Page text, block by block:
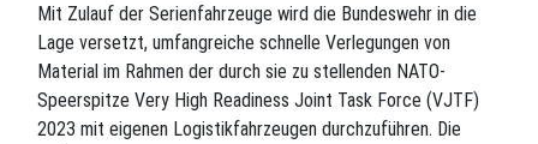
Mit Zulauf der Serienfahrzeuge wird die Bundeswehr in die
Lage versetzt, umfangreiche schnelle Verlegungen von
Material im Rahmen der durch sie zu stellenden NATO-
Speerspitze Very High Readiness Joint Task Force (VJTF)
2023 mit eigenen Logistikfahrzeugen durchzuführen. Die